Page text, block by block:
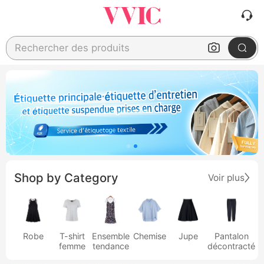
Rechercher des produits
Shop by Category Voir plus
Robe
T-shirt
femme
Ensemble
tendance
Chemise Jupe
Pantalon
décontracté